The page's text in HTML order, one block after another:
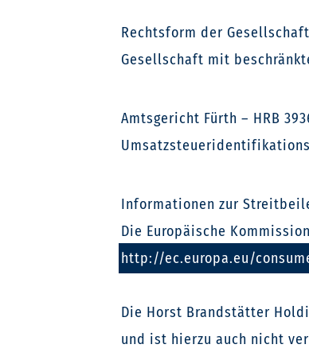
Rechtsform der
Gesellschaft mit
Amtsgericht Fürth – HRB
Informationen zur
Die Europäische
http://ec.europa.eu/
Die Horst Brandstätter
und ist hierzu auch nicht